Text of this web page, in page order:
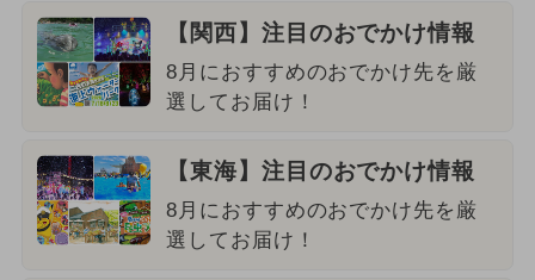
【関西】注目のおでかけ情報
8月におすすめのおでかけ先を厳
選してお届け！
【東海】注目のおでかけ情報
8月におすすめのおでかけ先を厳
選してお届け！